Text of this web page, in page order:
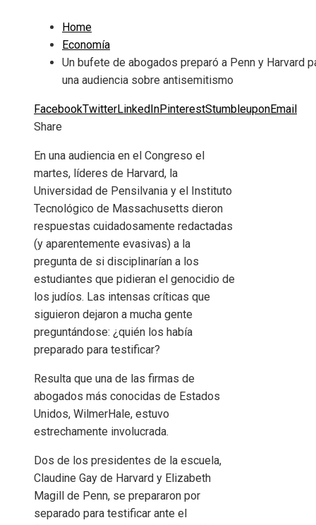
Home
Economía
Un bufete de abogados preparó a Penn y Harvard
una audiencia sobre antisemitismo
FacebookTwitterLinkedInPinterestStumbleuponEmail
Share
En una audiencia en el Congreso el
martes, líderes de Harvard, la
Universidad de Pensilvania y el Instituto
Tecnológico de Massachusetts dieron
respuestas cuidadosamente redactadas
(y aparentemente evasivas) a la
pregunta de si disciplinarían a los
estudiantes que pidieran el genocidio de
los judíos. Las intensas críticas que
siguieron dejaron a mucha gente
preguntándose: ¿quién los había
preparado para testificar?
Resulta que una de las firmas de
abogados más conocidas de Estados
Unidos, WilmerHale, estuvo
estrechamente involucrada.
Dos de los presidentes de la escuela,
Claudine Gay de Harvard y Elizabeth
Magill de Penn, se prepararon por
separado para testificar ante el